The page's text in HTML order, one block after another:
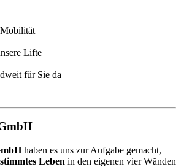
Lifte
für Sie da
haben es uns zur Aufgabe gemacht,
Leben in den eigenen vier Wänden